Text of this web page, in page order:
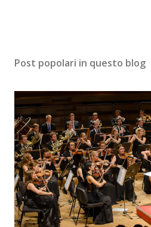
Post popolari in questo blog